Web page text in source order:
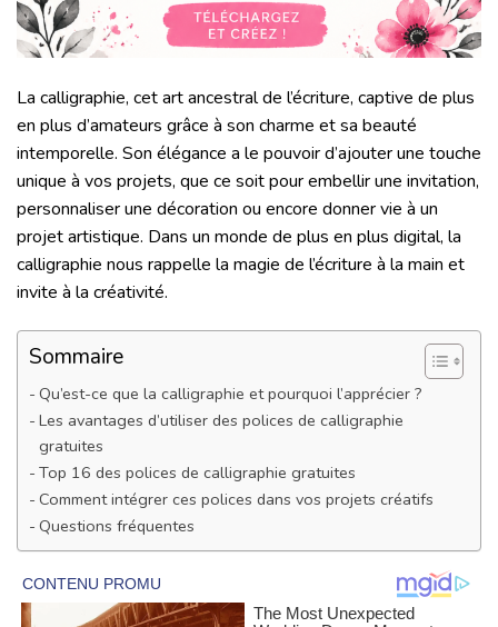
La calligraphie, cet art ancestral de l’écriture, captive de plus
en plus d’amateurs grâce à son charme et sa beauté
intemporelle. Son élégance a le pouvoir d’ajouter une touche
unique à vos projets, que ce soit pour embellir une invitation,
personnaliser une décoration ou encore donner vie à un
projet artistique. Dans un monde de plus en plus digital, la
calligraphie nous rappelle la magie de l’écriture à la main et
invite à la créativité.
Sommaire
Qu’est-ce que la calligraphie et pourquoi l’apprécier ?
Les avantages d’utiliser des polices de calligraphie
gratuites
Top 16 des polices de calligraphie gratuites
Comment intégrer ces polices dans vos projets créatifs
Questions fréquentes